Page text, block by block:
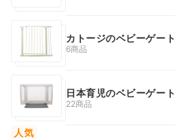
カトージのベビーゲート
6商品
日本育児のベビーゲート
22商品
人気